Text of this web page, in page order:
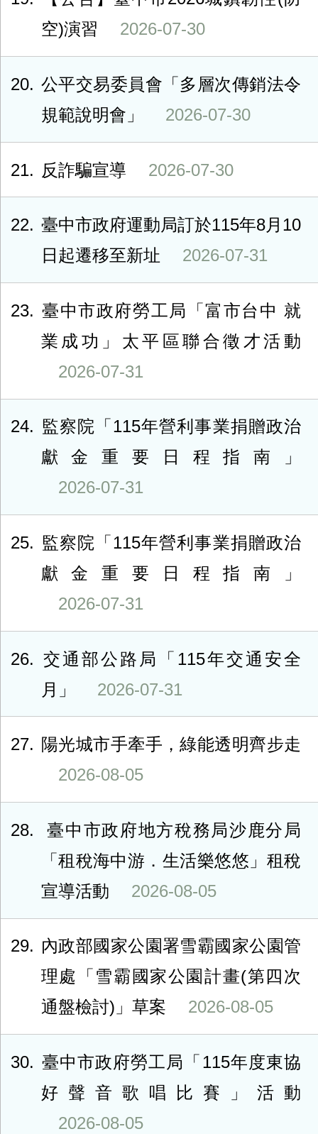
空)演習
2026-07-30
20
公平交易委員會「多層次傳銷法令
規範說明會」
2026-07-30
21 反詐騙宣導 2026-07-30
22
臺中市政府運動局訂於115年8月10
日起遷移至新址
2026-07-31
23
臺中市政府勞工局「富市台中 就
業成功」太平區聯合徵才活動
2026-07-31
24
監察院「115年營利事業捐贈政治
獻金重要日程指南」
2026-07-31
25
監察院「115年營利事業捐贈政治
獻金重要日程指南」
2026-07-31
26
交通部公路局「115年交通安全
月」
2026-07-31
27
陽光城市手牽手，綠能透明齊步走
2026-08-05
28
臺中市政府地方稅務局沙鹿分局
「租稅海中游．生活樂悠悠」租稅
宣導活動
2026-08-05
29
內政部國家公園署雪霸國家公園管
理處「雪霸國家公園計畫(第四次
通盤檢討)」草案
2026-08-05
30
臺中市政府勞工局「115年度東協
好聲音歌唱比賽」活動
2026-08-05